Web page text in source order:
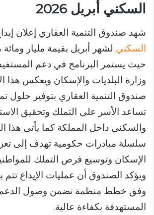
السكني أبريل 2026
شهد صندوق التنمية العقاري إعلان
السكني لشهر أبريل بقيمة مليار
حيث يستمر البرنامج في دعم
وزارة البلديات والإسكان ويعكس هذا
صندوق التنمية العقاري بتوفير حلول
تساعد الأسر على التملك وتحقيق
والسكني داخل المملكة كما يأتي هذا
سلسلة مبادرات حكومية تهدف إلى
الإسكان وتوسيع فرص التملك
ويؤكد الصندوق أن عمليات الإيداع
وفق خطط منظمة تضمن وصول الدعم
المستهدفة بكفاءة عالية.